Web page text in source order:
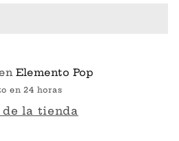
Elemento Pop
en 24 horas
la tienda